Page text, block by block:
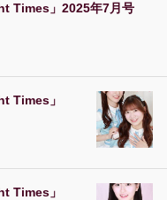
Times」2025年7月号
Times」
Times」